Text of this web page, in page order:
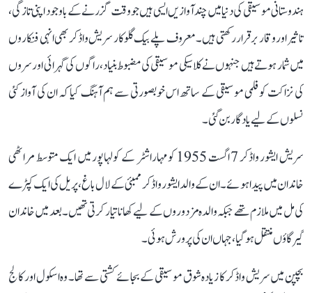
ہندوستانی موسیقی کی دنیا میں چند آوازیں ایسی ہیں جو وقت گزرنے کے باوجود اپنی تازگی،
تاثیر اور وقار برقرار رکھتی ہیں۔ معروف پلے بیک گلوکار سریش واڈکر بھی انہی فنکاروں
میں شمار ہوتے ہیں جنہوں نے کلاسیکی موسیقی کی مضبوط بنیاد، راگوں کی گہرائی اور سروں
کی نزاکت کو فلمی موسیقی کے ساتھ اس خوبصورتی سے ہم آہنگ کیا کہ ان کی آواز کئی
نسلوں کے لیے یادگار بن گئی۔
سریش ایشور واڈکر 7 اگست 1955 کو مہاراشٹر کے کولہاپور میں ایک متوسط مراٹھی
خاندان میں پیدا ہوئے۔ ان کے والد ایشور واڈکر ممبئی کے لال باغ، پریل کی ایک کپڑے
کی مل میں ملازم تھے جبکہ والدہ مزدوروں کے لیے کھانا تیار کرتی تھیں۔ بعد میں خاندان
گیرگاؤں منتقل ہو گیا، جہاں ان کی پرورش ہوئی۔
بچپن میں سریش واڈکر کا زیادہ شوق موسیقی کے بجائے کشتی سے تھا۔ وہ اسکول اور کالج